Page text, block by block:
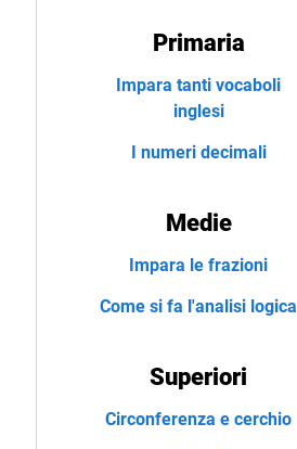
Primaria
Impara tanti vocaboli
inglesi
I numeri decimali
Medie
Impara le frazioni
Come si fa l'analisi logica
Superiori
Circonferenza e cerchio